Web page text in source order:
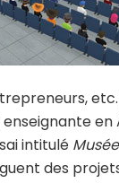
en
intitulé
des